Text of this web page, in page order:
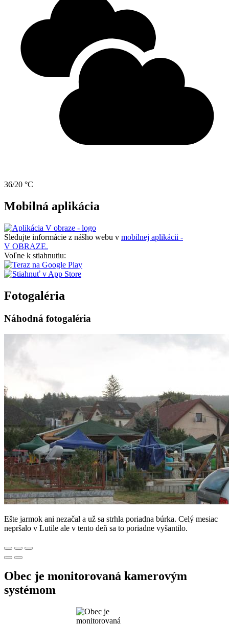
36/20 °C
Mobilná aplikácia
Sledujte informácie z nášho webu v mobilnej aplikácii -
V OBRAZE.
Voľne k stiahnutiu:
Fotogaléria
Náhodná fotogaléria
Ešte jarmok ani nezačal a už sa strhla poriadna búrka. Celý mesiac
nepršalo v Lutile ale v tento deň sa to poriadne vyšantilo.
Obec je monitorovaná kamerovým
systémom